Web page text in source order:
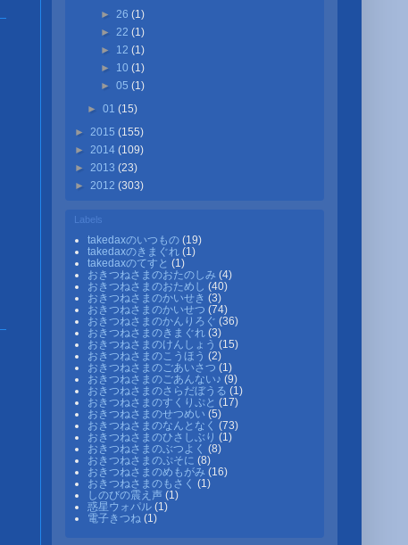
► 26 (1)
► 22 (1)
► 12 (1)
► 10 (1)
► 05 (1)
►01(15)
► 2015 (155)
► 2014 (109)
► 2013 (23)
► 2012 (303)
Labels
takedaxのいつもの (19)
takedaxのきまぐれ (1)
takedaxのてすと (1)
おきつねさまのおたのしみ (4)
おきつねさまのおためし (40)
おきつねさまのかいせき (3)
おきつねさまのかいせつ (74)
おきつねさまのかんりろぐ (36)
おきつねさまのきまぐれ (3)
おきつねさまのけんしょう (15)
おきつねさまのこうほう (2)
おきつねさまのごあいさつ (1)
おきつねさまのごあんない♪ (9)
おきつねさまのさらだぼうる (1)
おきつねさまのすくりぷと (17)
おきつねさまのせつめい (5)
おきつねさまのなんとなく (73)
おきつねさまのひさしぶり (1)
おきつねさまのぶつよく (8)
おきつねさまのぷそに (8)
おきつねさまのめもがみ (16)
おきつねさまのもさく (1)
しのびの震え声 (1)
惑星ウォパル (1)
電子きつね (1)